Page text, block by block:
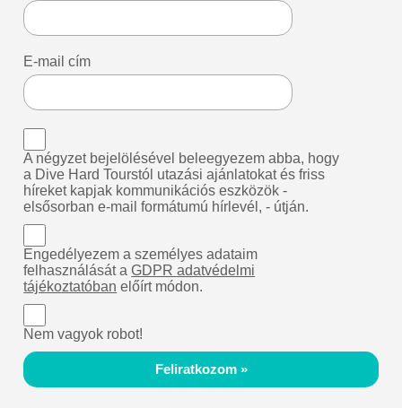
E-mail cím
A négyzet bejelölésével beleegyezem abba, hogy
a Dive Hard Tourstól utazási ajánlatokat és friss
híreket kapjak kommunikációs eszközök -
elsősorban e-mail formátumú hírlevél, - útján.
Engedélyezem a személyes adataim
felhasználását aGDPR adatvédelmi
tájékoztatóban előírt módon.
Nem vagyok robot!
Feliratkozom »